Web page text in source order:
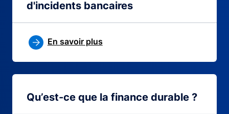
d'incidents bancaires
En savoir plus
Qu’est-ce que la finance durable ?